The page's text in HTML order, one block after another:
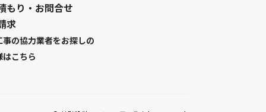
もり・お問合せ
求
事の協力業者をお探しの
はこちら